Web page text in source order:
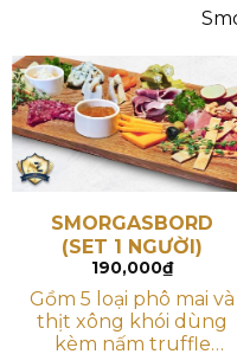
SMORGASBORD
(SET 1 NGƯỜI)
190,000₫
Gồm 5 loại phô mai và
thịt xông khói dùng
kèm nấm truffle